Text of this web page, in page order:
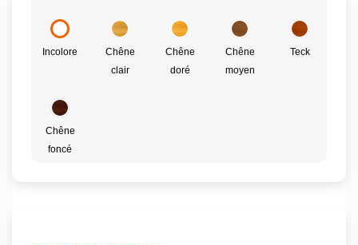
Incolore
Chêne
clair
Chêne
doré
Chêne
moyen
Teck
Chêne
foncé